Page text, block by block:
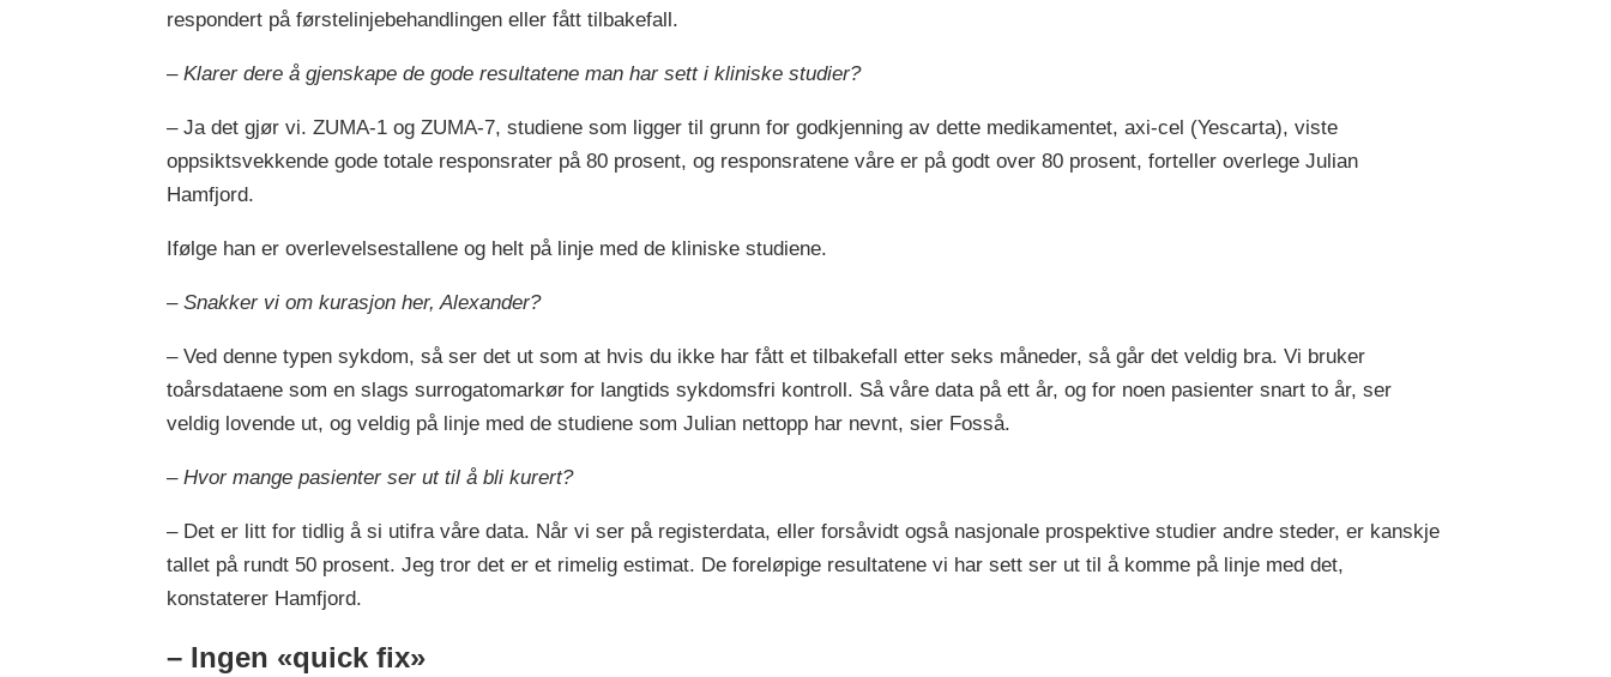
respondert på førstelinjebehandlingen eller fått tilbakefall.
– Klarer dere å gjenskape de gode resultatene man har sett i kliniske studier?
– Ja det gjør vi. ZUMA-1 og ZUMA-7, studiene som ligger til grunn for godkjenning av dette medikamentet, axi-cel (Yescarta), viste
oppsiktsvekkende gode totale responsrater på 80 prosent, og responsratene våre er på godt over 80 prosent, forteller overlege Julian
Hamfjord.
Ifølge han er overlevelsestallene og helt på linje med de kliniske studiene.
– Snakker vi om kurasjon her, Alexander?
– Ved denne typen sykdom, så ser det ut som at hvis du ikke har fått et tilbakefall etter seks måneder, så går det veldig bra. Vi bruker
toårsdataene som en slags surrogatomarkør for langtids sykdomsfri kontroll. Så våre data på ett år, og for noen pasienter snart to år, ser
veldig lovende ut, og veldig på linje med de studiene som Julian nettopp har nevnt, sier Fosså.
– Hvor mange pasienter ser ut til å bli kurert?
– Det er litt for tidlig å si utifra våre data. Når vi ser på registerdata, eller forsåvidt også nasjonale prospektive studier andre steder, er kanskje
tallet på rundt 50 prosent. Jeg tror det er et rimelig estimat. De foreløpige resultatene vi har sett ser ut til å komme på linje med det,
konstaterer Hamfjord.
– Ingen «quick fix»